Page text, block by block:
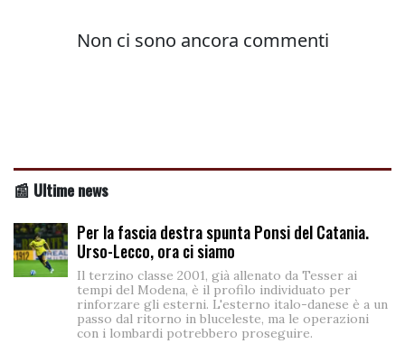
📰 Ultime news
Per la fascia destra spunta Ponsi del Catania.
Urso-Lecco, ora ci siamo
Il terzino classe 2001, già allenato da Tesser ai
tempi del Modena, è il profilo individuato per
rinforzare gli esterni. L'esterno italo-danese è a un
passo dal ritorno in bluceleste, ma le operazioni
con i lombardi potrebbero proseguire.